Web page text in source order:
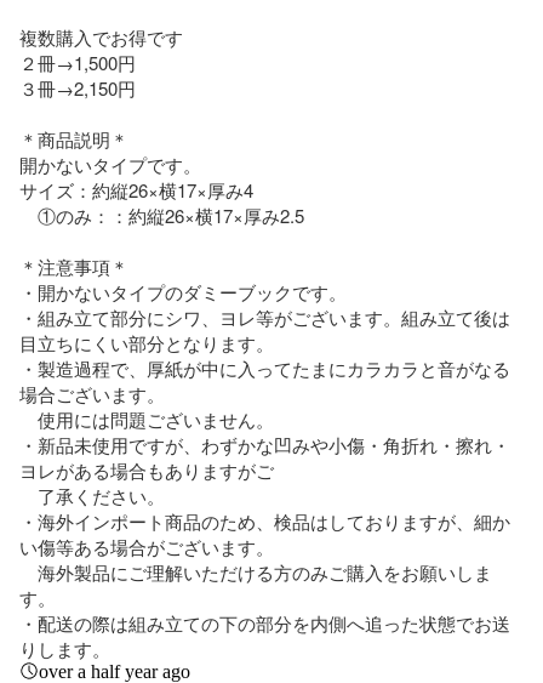
複数購入でお得です
２冊→1,500円
３冊→2,150円
＊商品説明＊
開かないタイプです。
サイズ：約縦26×横17×厚み4
①のみ：：約縦26×横17×厚み2.5
＊注意事項＊
・開かないタイプのダミーブックです。
・組み立て部分にシワ、ヨレ等がございます。組み立て後は
目立ちにくい部分となります。
・製造過程で、厚紙が中に入ってたまにカラカラと音がなる
場合ございます。
使用には問題ございません。
・新品未使用ですが、わずかな凹みや小傷・角折れ・擦れ・
ヨレがある場合もありますがご
了承ください。
・海外インポート商品のため、検品はしておりますが、細か
い傷等ある場合がございます。
海外製品にご理解いただける方のみご購入をお願いしま
す。
・配送の際は組み立ての下の部分を内側へ追った状態でお送
りします。
over a half year ago